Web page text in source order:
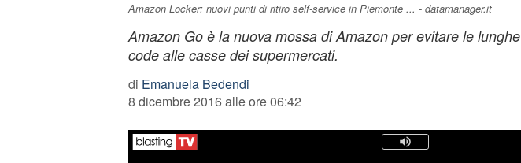
Amazon Locker: nuovi punti di ritiro self-service in Piemonte ... - datamanager.it
Amazon Go è la nuova mossa di Amazon per evitare le lunghe
code alle casse dei supermercati.
di Emanuela Bedendi
8 dicembre 2016 alle ore 06:42